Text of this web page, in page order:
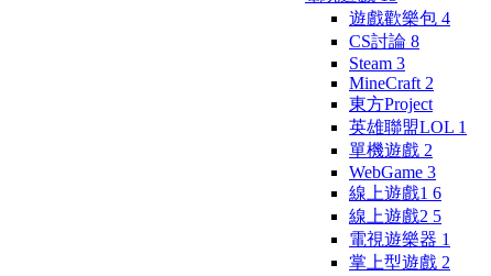
遊戲歡樂包 4
CS討論 8
Steam 3
MineCraft 2
東方Project
英雄聯盟LOL 1
單機遊戲 2
WebGame 3
線上遊戲1 6
線上遊戲2 5
電視遊樂器 1
掌上型遊戲 2